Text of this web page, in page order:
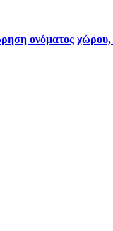
ονόματος χώρου,